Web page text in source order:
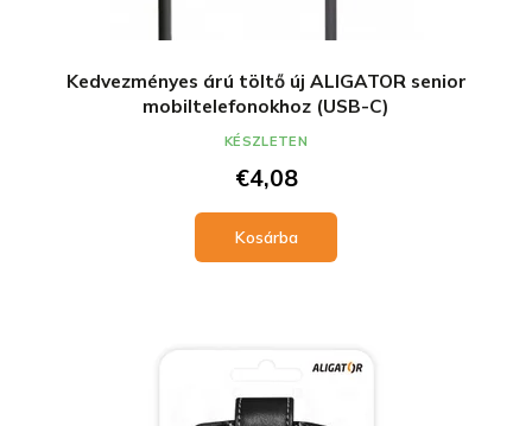
Kedvezményes árú töltő új ALIGATOR senior
mobiltelefonokhoz (USB-C)
€4,08
Kosárba
KÉSZLETEN